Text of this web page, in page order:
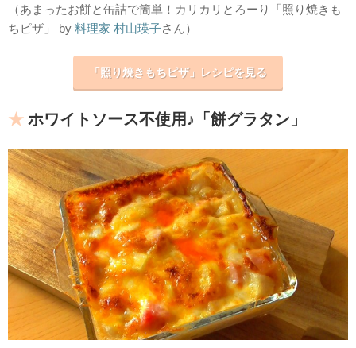
（あまったお餅と缶詰で簡単！カリカリとろーり「照り焼きも
ちピザ」 by 料理家 村山瑛子さん）
「照り焼きもちピザ」レシピを見る
ホワイトソース不使用♪「餅グラタン」